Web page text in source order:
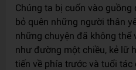
Chúng ta bị cuốn vào
bỏ quên những người thân
những chuyện đã không thể
như đường một chiều, kẻ lữ
tiến về phía trước và tuổi tác